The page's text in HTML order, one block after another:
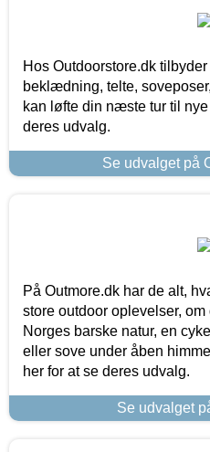
Hos Outdoorstore.dk
beklædning, telte,
kan løfte din næste tur til
deres udvalg.
Se udvalget på
På Outmore.dk har de alt,
store outdoor oplevelser,
Norges barske natur, en
eller sove under åben
her for at se deres udvalg.
Se udvalget